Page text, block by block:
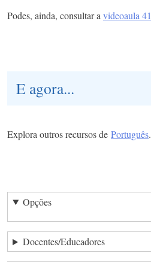
Podes, ainda, consultar a videoaula 41
E agora...
Explora outros recursos de Português.
Opções
Docentes/Educadores